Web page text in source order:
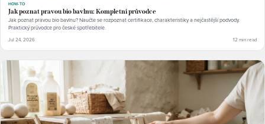
HOW-TO
Jak poznat pravou bio bavlnu: Kompletní průvodce
Jak poznat pravou bio bavlnu? Naučte se rozpoznat certifikace, charakteristiky a nejčastější podvody.
Praktický průvodce pro české spotřebitele.
Jul 24, 2026 12 min read